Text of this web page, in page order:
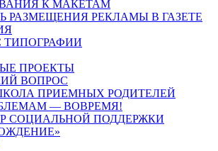
К МАКЕТАМ
РАЗМЕЩЕНИЯ РЕКЛАМЫ В ГАЗЕТЕ
ТИПОГРАФИИ
ПРОЕКТЫ
ВОПРОС
ПРИЕМНЫХ РОДИТЕЛЕЙ
— ВОВРЕМЯ!
СОЦИАЛЬНОЙ ПОДДЕРЖКИ